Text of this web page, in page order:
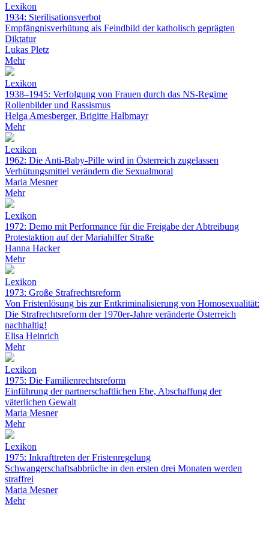
Lexikon
1934: Sterilisationsverbot
Empfängnisverhütung als Feindbild der katholisch geprägten
Diktatur
Lukas Pletz
Mehr
Lexikon
1938–1945: Verfolgung von Frauen durch das NS-Regime
Rollenbilder und Rassismus
Helga Amesberger, Brigitte Halbmayr
Mehr
Lexikon
1962: Die Anti-Baby-Pille wird in Österreich zugelassen
Verhütungsmittel verändern die Sexualmoral
Maria Mesner
Mehr
Lexikon
1972: Demo mit Performance für die Freigabe der Abtreibung
Protestaktion auf der Mariahilfer Straße
Hanna Hacker
Mehr
Lexikon
1973: Große Strafrechtsreform
Von Fristenlösung bis zur Entkriminalisierung von Homosexualität:
Die Strafrechtsreform der 1970er-Jahre veränderte Österreich
nachhaltig!
Elisa Heinrich
Mehr
Lexikon
1975: Die Familienrechtsreform
Einführung der partnerschaftlichen Ehe, Abschaffung der
väterlichen Gewalt
Maria Mesner
Mehr
Lexikon
1975: Inkrafttreten der Fristenregelung
Schwangerschaftsabbrüche in den ersten drei Monaten werden
straffrei
Maria Mesner
Mehr